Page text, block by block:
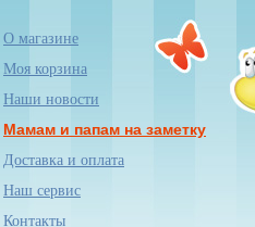
О магазине
Моя корзина
Наши новости
Мамам и папам на заметку
Доставка и оплата
Наш сервис
Контакты